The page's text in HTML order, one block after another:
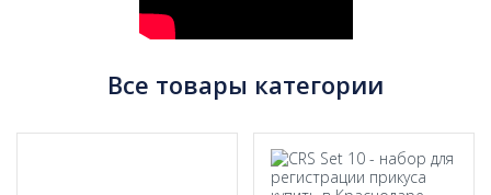
Все товары категории